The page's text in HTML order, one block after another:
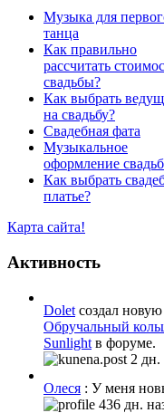
Музыка для
танца
Как правильно
рассчитать
свадьбы?
Как выбрать
на свадьбу?
Свадебная фата
Музыкальное
оформление
Как выбрать
платье?
Карта сайта!
Активность
Dolet создал
Обручальный
Sunlight в форуме.
2 дн.
Олеся : У меня
436 дн.